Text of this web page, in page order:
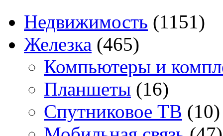
Недвижимость (1151)
Железка (465)
Компьютеры и
Планшеты (16)
Спутниковое ТВ (10)